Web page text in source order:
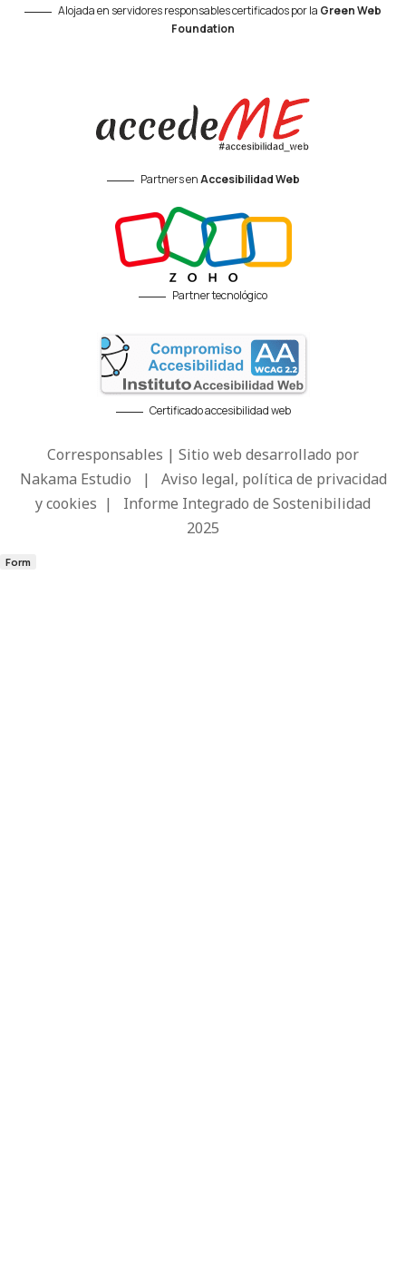
Alojada en servidores responsables certificados por la Green Web
Foundation
Partners enAccesibilidad Web
Partner tecnológico
Certificado accesibilidad web
Corresponsables | Sitio web desarrollado por
Nakama Estudio | Aviso legal, política de privacidad
y cookies | Informe Integrado de Sostenibilidad
2025
Form